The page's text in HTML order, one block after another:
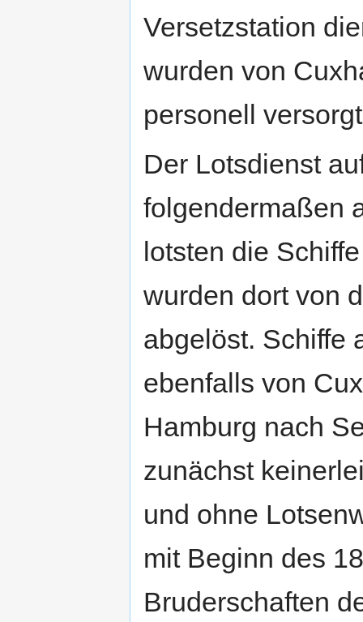
Versetzstation
wurden von
personell
Der Lotsdienst
folgendermaßen
lotsten die
wurden dort von
abgelöst. Schiffe
ebenfalls von
Hamburg nach
zunächst
und ohne
mit Beginn des
Bruderschaften